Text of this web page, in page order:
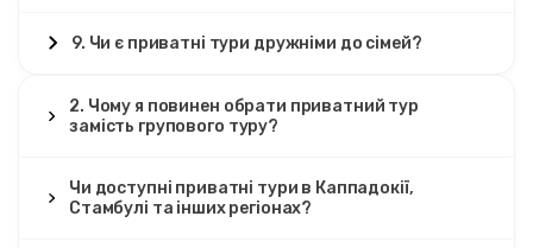
9. Чи є приватні тури дружніми до сімей?
2. Чому я повинен обрати приватний тур
замість групового туру?
Чи доступні приватні тури в Каппадокії,
Стамбулі та інших регіонах?